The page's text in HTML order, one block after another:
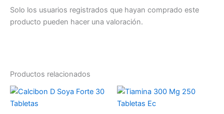
Solo los usuarios registrados que hayan comprado este
producto pueden hacer una valoración.
Productos relacionados